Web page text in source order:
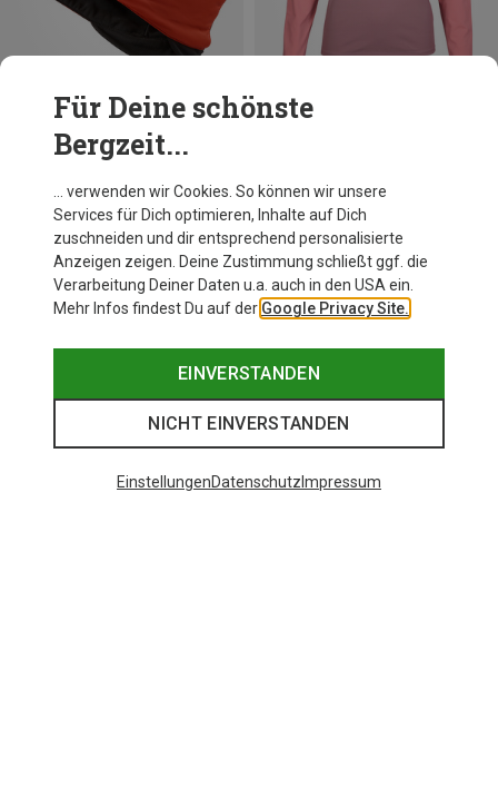
Du sparst 22%
Für Deine schönste
Bergzeit...
… verwenden wir Cookies. So können wir unsere
Services für Dich optimieren, Inhalte auf Dich
zuschneiden und dir entsprechend personalisierte
Anzeigen zeigen. Deine Zustimmung schließt ggf. die
Verarbeitung Deiner Daten u.a. auch in den USA ein.
Mehr Infos findest Du auf der Google Privacy Site.
EINVERSTANDEN
NICHT EINVERSTANDEN
EinstellungenDatenschutz Impressum